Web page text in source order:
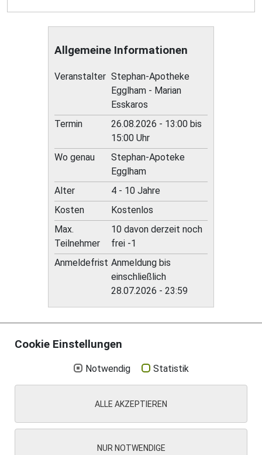
Allgemeine Informationen
Veranstalter Stephan-Apotheke
Egglham - Marian
Esskaros
Termin
26.08.2026 - 13:00 bis
15:00 Uhr
Wo genau
Stephan-Apoteke
Egglham
Alter
4 - 10 Jahre
Kosten
Kostenlos
Max.
Teilnehmer
10 davon derzeit noch
frei -1
Anmeldefrist Anmeldung bis
einschließlich
28.07.2026 - 23:59
Impressum Datenschutz
Kontakt
Cookie Einstellungen
Cookie Einstellungen
Notwendig Statistik
ALLE AKZEPTIEREN
NUR NOTWENDIGE